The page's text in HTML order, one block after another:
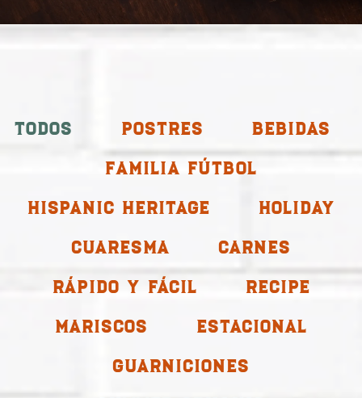
Todos Postres
Bebidas
Familia Fútbol
Hispanic Heritage
Holiday
Cuaresma
Carnes
Rápido y fácil
Recipe
Mariscos
Estacional
Guarniciones